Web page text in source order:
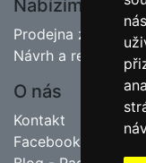
Nabízíme
Prodejna
Návrh a realizace
O nás
Kontakt
Facebook